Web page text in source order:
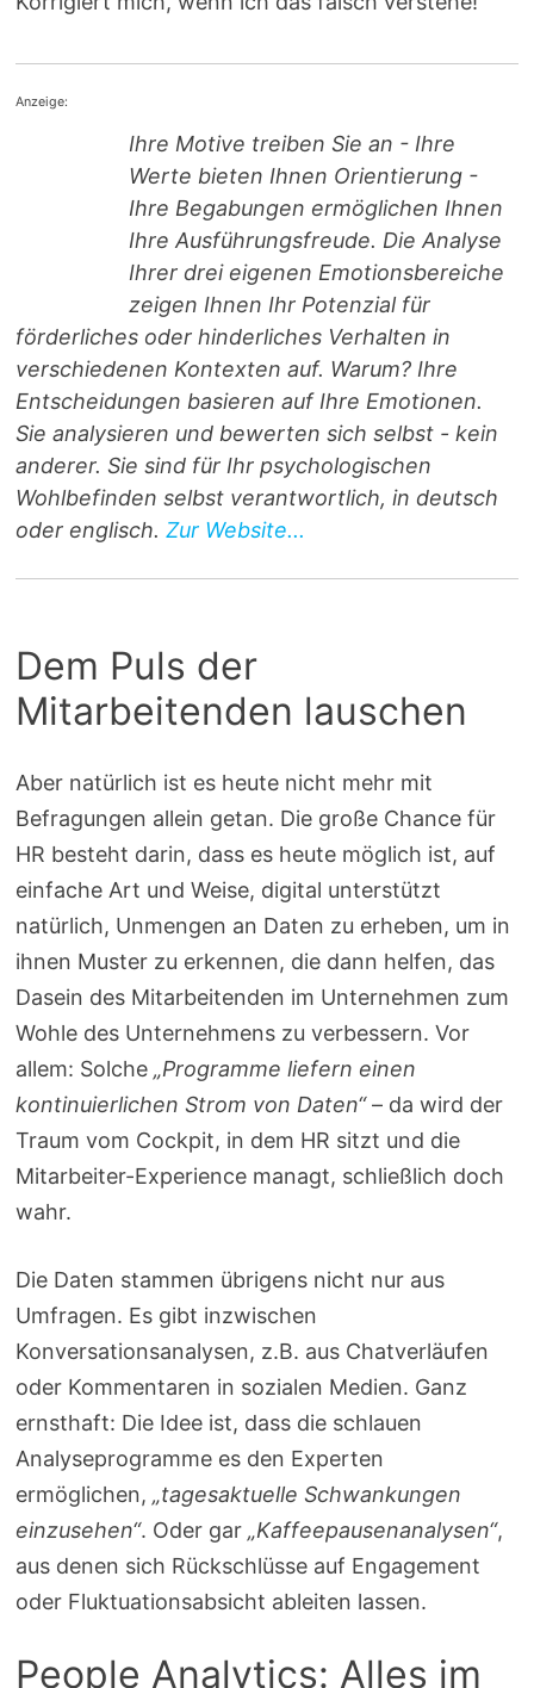
Anzeige:
Ihre Motive treiben Sie an - Ihre
Werte bieten Ihnen Orientierung -
Ihre Begabungen ermöglichen Ihnen
Ihre Ausführungsfreude. Die Analyse
Ihrer drei eigenen Emotionsbereiche
zeigen Ihnen Ihr Potenzial für
förderliches oder hinderliches Verhalten in
verschiedenen Kontexten auf. Warum? Ihre
Entscheidungen basieren auf Ihre Emotionen.
Sie analysieren und bewerten sich selbst - kein
anderer. Sie sind für Ihr psychologischen
Wohlbefinden selbst verantwortlich, in deutsch
oder englisch.Zur Website...
Dem Puls der
Mitarbeitenden lauschen
Aber natürlich ist es heute nicht mehr mit
Befragungen allein getan. Die große Chance für
HR besteht darin, dass es heute möglich ist, auf
einfache Art und Weise, digital unterstützt
natürlich, Unmengen an Daten zu erheben, um in
ihnen Muster zu erkennen, die dann helfen, das
Dasein des Mitarbeitenden im Unternehmen zum
Wohle des Unternehmens zu verbessern. Vor
allem: Solche„Programme liefern einen
kontinuierlichen Strom von Daten“– da wird der
Traum vom Cockpit, in dem HR sitzt und die
Mitarbeiter-Experience managt, schließlich doch
wahr.
Die Daten stammen übrigens nicht nur aus
Umfragen. Es gibt inzwischen
Konversationsanalysen, z.B. aus Chatverläufen
oder Kommentaren in sozialen Medien. Ganz
ernsthaft: Die Idee ist, dass die schlauen
Analyseprogramme es den Experten
ermöglichen,„tagesaktuelle Schwankungen
einzusehen“. Oder gar„Kaffeepausenanalysen“,
aus denen sich Rückschlüsse auf Engagement
oder Fluktuationsabsicht ableiten lassen.
People Analytics: Alles im